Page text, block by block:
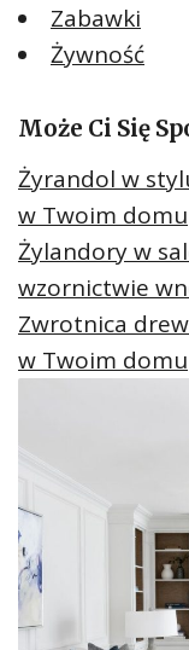
Zabawki
Żywność
Może Ci Się
Żyrandol w
w Twoim domu
Żylandory w
wzornictwie
Zwrotnica
w Twoim domu